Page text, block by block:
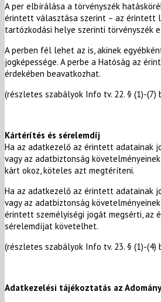
A per elbírálása a törvényszék
érintett választása szerint – az érintett
tartózkodási helye szerinti törvényszék
A perben fél lehet az is, akinek
jogképessége. A perbe a Hatóság az
érdekében beavatkozhat.
(részletes szabályok Info tv. 22. § (1)-(7)
Kártérítés és sérelemdíj
Ha az adatkezelő az érintett adatainak
vagy az adatbiztonság
kárt okoz, köteles azt megtéríteni.
Ha az adatkezelő az érintett adatainak
vagy az adatbiztonság
érintett személyiségi jogát megsérti,
sérelemdíjat követelhet.
(részletes szabályok Info tv. 23. § (1)-(4)
Adatkezelési tájékoztatás az